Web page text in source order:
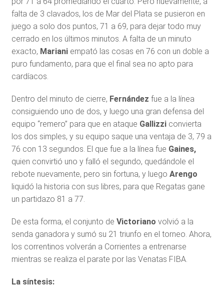
falta de 3 clavados, los de Mar del Plata se pusieron en
juego a solo dos puntos, 71 a 69, para dejar todo muy
cerrado en los últimos minutos. A falta de un minuto
exacto, Mariani empató las cosas en 76 con un doble a
puro fundamento, para que el final sea no apto para
cardíacos.
Dentro del minuto de cierre, Fernández fue a la línea
consiguiendo uno de dos, y luego una gran defensa del
equipo “remero” para que en ataque Gallizzi convierta
los dos simples, y su equipo saque una ventaja de 3, 79 a
76 con 13 segundos. El que fue a la línea fue Gaines,
quien convirtió uno y falló el segundo, quedándole el
rebote nuevamente, pero sin fortuna, y luego Arengo
liquidó la historia con sus libres, para que Regatas gane
un partidazo 81 a 77.
De esta forma, el conjunto de Victoriano volvió a la
senda ganadora y sumó su 21 triunfo en el torneo. Ahora,
los correntinos volverán a Corrientes a entrenarse
mientras se realiza el parate por las Venatas FIBA.
La síntesis: